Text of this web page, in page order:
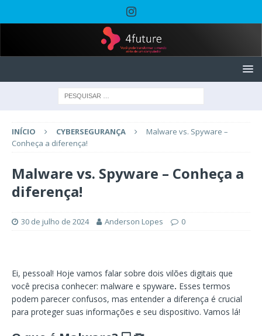
INÍCIO CYBERSEGURANÇA
Malware vs. Spyware –
Conheça a diferença!
Malware vs. Spyware – Conheça a
diferença!
30 de julho de 2024 Anderson Lopes 0
Ei, pessoal! Hoje vamos falar sobre dois vilões digitais que
você precisa conhecer: malware e spyware. Esses termos
podem parecer confusos, mas entender a diferença é crucial
para proteger suas informações e seu dispositivo. Vamos lá!